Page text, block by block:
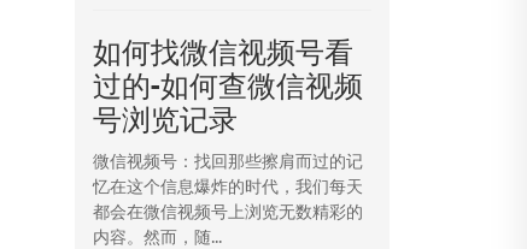
如何找微信视频号看
过的-如何查微信视频
号浏览记录
微信视频号：找回那些擦肩而过的记
忆在这个信息爆炸的时代，我们每天
都会在微信视频号上浏览无数精彩的
内容。然而，随...